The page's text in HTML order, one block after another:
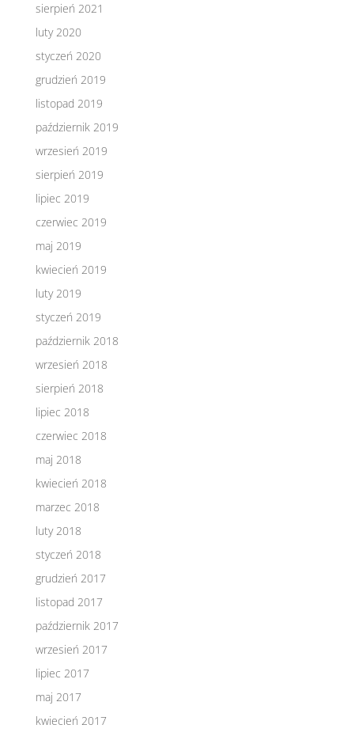
sierpień 2021
luty 2020
styczeń 2020
grudzień 2019
listopad 2019
październik 2019
wrzesień 2019
sierpień 2019
lipiec 2019
czerwiec 2019
maj 2019
kwiecień 2019
luty 2019
styczeń 2019
październik 2018
wrzesień 2018
sierpień 2018
lipiec 2018
czerwiec 2018
maj 2018
kwiecień 2018
marzec 2018
luty 2018
styczeń 2018
grudzień 2017
listopad 2017
październik 2017
wrzesień 2017
lipiec 2017
maj 2017
kwiecień 2017